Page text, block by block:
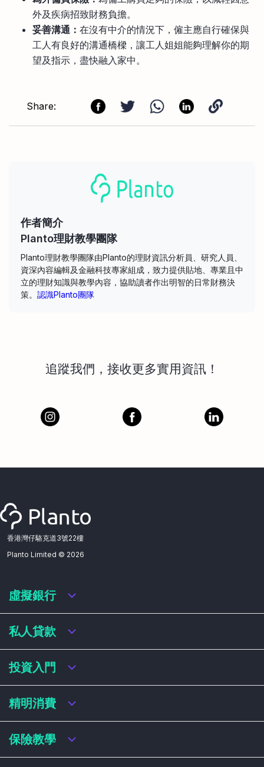
外及疾病招致財務負擔。
妥善溝通： 在沒有中介的情況下，僱主應自行確保與
工人有良好的溝通橋樑，讓工人姐姐能夠理解你的期
望及指示，盡快融入家中。
Share:
作者簡介
Planto理財教學團隊
Planto理財教學團隊由Planto的理財資訊分析員、研究人員、
資深內容編輯及金融科技專家組成，致力提供貼地、專業且中
立的理財知識與教學內容，協助讀者作出明智的日常財務決
策。 認識Planto團隊
追蹤我們，接收更多實用資訊！
香港灣仔駱克道3號22樓
Planto Limited © 2026
虛擬銀行
虛擬銀行迎新優惠
虛擬銀行存款利率比較
虛擬銀行銀扣賬卡 / 信用卡
虛擬銀行貸款
私人貸款
私人貸款年利率比較
網上即批貸款
結餘轉戶
稅務貸款
財務公司貸款
投資入門
港股戶口收費及迎新優惠
基金平台比較
買加密貨幣教學
精明消費
網購信用卡
保險教學